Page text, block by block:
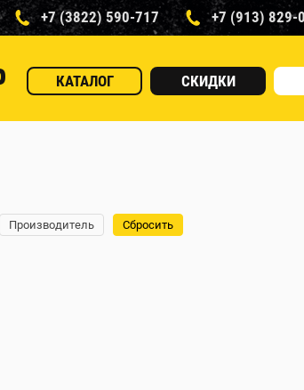
+7 (3822) 590-717 +7 (913) 829-
КАТАЛОГ СКИДКИ
Производитель Сбросить